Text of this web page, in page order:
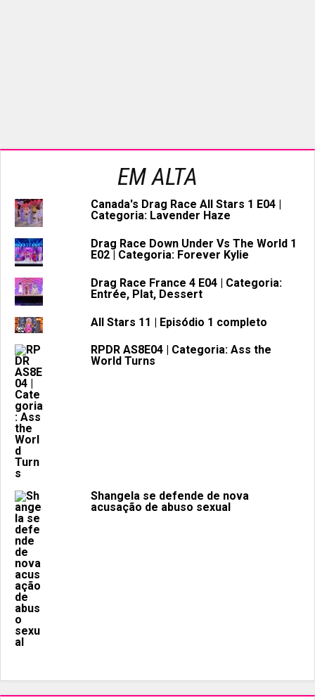
EM ALTA
Canada's Drag Race All Stars 1 E04 |
Categoria: Lavender Haze
Drag Race Down Under Vs The World 1
E02 | Categoria: Forever Kylie
Drag Race France 4 E04 | Categoria:
Entrée, Plat, Dessert
All Stars 11 | Episódio 1 completo
RPDR AS8E04 | Categoria: Ass the
World Turns
Shangela se defende de nova
acusação de abuso sexual